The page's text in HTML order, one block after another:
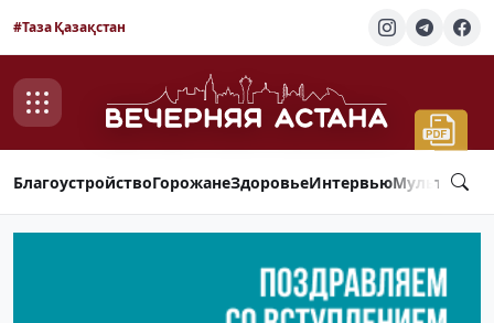
#Таза Қазақстан
БлагоустройствоГорожанеЗдоровьеИнтервью